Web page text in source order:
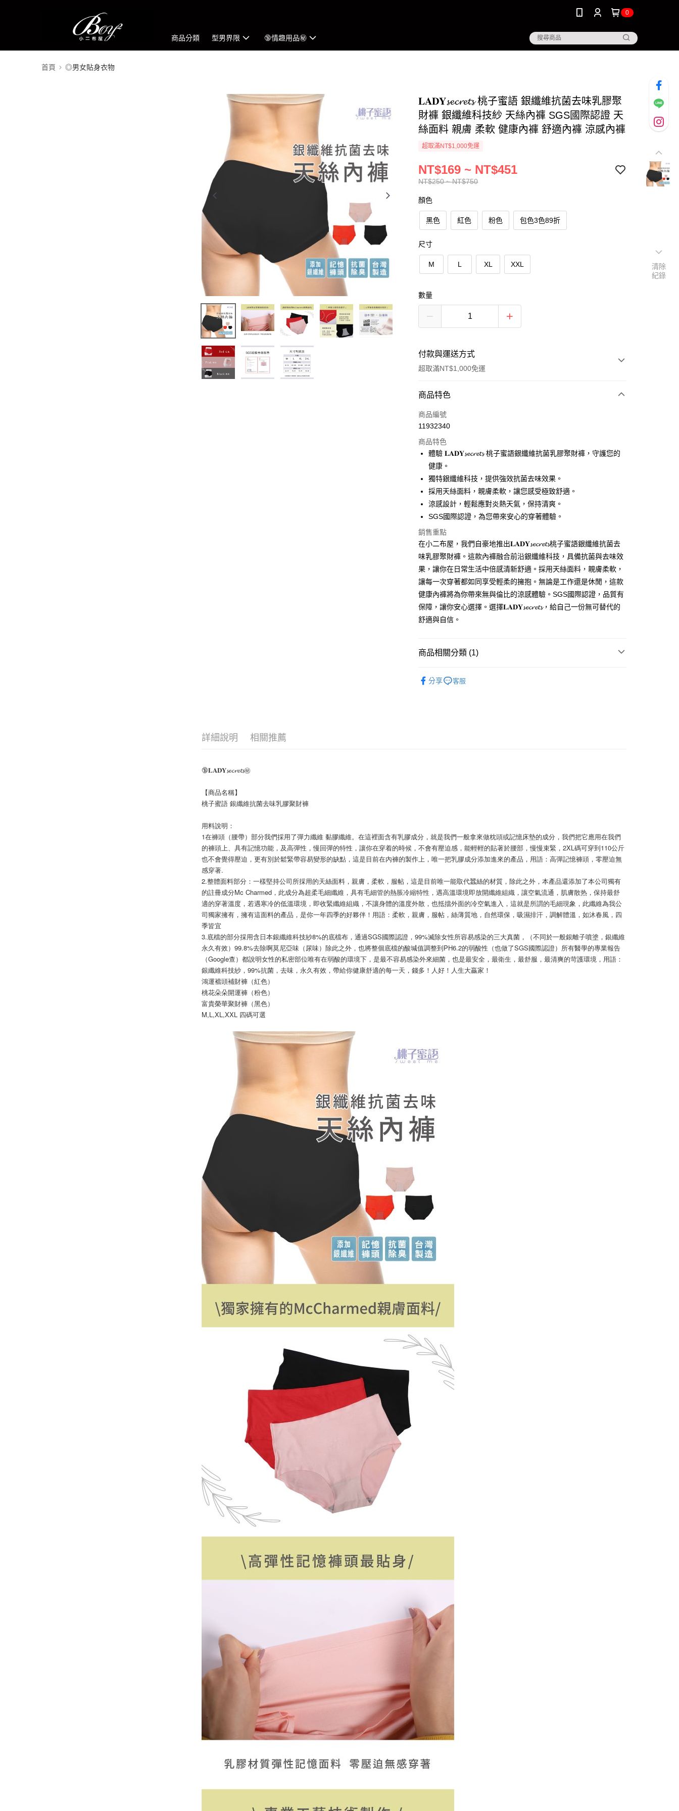
0
商品分類 型男界限 🔞情趣用品㊙︎
首頁 ◎男女貼身衣物
𝐋𝐀𝐃𝐘𝓼𝓮𝓬𝓻𝓮𝓽𝓼 桃子蜜語 銀纖維抗菌去味乳膠聚
財褲 銀纖維科技紗 天絲內褲 SGS國際認證 天
絲面料 親膚 柔軟 健康內褲 舒適內褲 涼感內褲
超取滿NT$1,000免運
NT$250 ~ NT$750
NT$169 ~ NT$451
顏色
黑色 紅色 粉色 包色3色89折
尺寸
M L XL XXL
數量
付款與運送方式
超取滿NT$1,000免運
付款方式
信用卡一次付款
LINE Pay
Apple Pay
街口支付
Google Pay
運送方式
全家付款取貨
每筆NT$60，滿NT$1,000(含以上)免運費
付款後全家取貨
每筆NT$60，滿NT$1,000(含以上)免運費
每筆NT$60，滿NT$1,000(含以上)免運費
每筆NT$60，滿NT$1,000(含以上)免運費
商品特色
商品編號
11932340
商品特色
體驗 𝐋𝐀𝐃𝐘𝓼𝓮𝓬𝓻𝓮𝓽𝓼 桃子蜜語銀纖維抗菌乳膠聚財褲，守護您的
健康。
獨特銀纖維科技，提供強效抗菌去味效果。
採用天絲面料，親膚柔軟，讓您感受極致舒適。
涼感設計，輕鬆應對炎熱天氣，保持清爽。
SGS國際認證，為您帶來安心的穿著體驗。
銷售重點
在小二布屋，我們自豪地推出𝐋𝐀𝐃𝐘𝓼𝓮𝓬𝓻𝓮𝓽𝓼桃子蜜語銀纖維抗菌去
味乳膠聚財褲。這款內褲融合前沿銀纖維科技，具備抗菌與去味效
果，讓你在日常生活中倍感清新舒適。採用天絲面料，親膚柔軟，
讓每一次穿著都如同享受輕柔的擁抱。無論是工作還是休閒，這款
健康內褲將為你帶來無與倫比的涼感體驗。SGS國際認證，品質有
保障，讓你安心選擇。選擇𝐋𝐀𝐃𝐘𝓼𝓮𝓬𝓻𝓮𝓽𝓼，給自己一份無可替代的
舒適與自信。
商品相關分類 (1)
分享
客服
詳細說明 相關推薦
🔞𝐋𝐀𝐃𝐘𝓼𝓮𝓬𝓻𝓮𝓽𝓼㊙︎
【商品名稱】
桃子蜜語 銀纖維抗菌去味乳膠聚財褲
用料說明：
1在褲頭（腰帶）部分我們採用了彈力纖維 黏膠纖維。在這裡面含有乳膠成分，就是我們一般拿來做枕頭或記憶床墊的成分，我們把它應用在我們
的褲頭上、具有記憶功能，及高彈性，慢回彈的特性，讓你在穿着的時候，不會有壓迫感，能輕輕的貼著於腰部，慢慢束緊，2XL碼可穿到110公斤
也不會覺得壓迫，更有別於鬆緊帶容易變形的缺點，這是目前在內褲的製作上，唯一把乳膠成分添加進來的產品，用語：高彈記憶褲頭，零壓迫無
感穿著.
2.整體面料部分：一樣堅持公司所採用的天絲面料，親膚，柔軟，服帖，這是目前唯一能取代蠶絲的材質，除此之外，本產品還添加了本公司獨有
的註冊成分Mc Charmed，此成分為超柔毛細纖維，具有毛細管的熱脹冷縮特性，遇高溫環境即放開纖維組織，讓空氣流通，肌膚散热，保持最舒
適的穿著溫度，若遇寒冷的低溫環境，即收緊纖維組織，不讓身體的溫度外散，也抵擋外面的冷空氣進入，這就是所謂的毛細現象，此纖維為我公
司獨家擁有，擁有這面料的產品，是你一年四季的好夥伴！用語：柔軟，親膚，服帖，絲薄質地，自然環保，吸濕排汗，調解體溫，如沐春風，四
季皆宜
3.底檔的部分採用含日本銀纖維科技紗8%的底檔布，通過SGS國際認證，99%滅除女性所容易感染的三大真菌，（不同於一般銀離子噴塗，銀纖維
永久有效）99.8%去除啊莫尼亞味（尿味）除此之外，也將整個底檔的酸堿值調整到PH6.2的弱酸性（也做了SGS國際認證）所有醫學的專業報告
（Google查）都說明女性的私密部位唯有在弱酸的環境下，是最不容易感染外來細菌，也是最安全，最衛生，最舒服，最清爽的苛護環境，用語：
銀纖維科技紗，99%抗菌，去味，永久有效，帶給你健康舒適的每一天，錢多！人好！人生大贏家！
鴻運襠頭補財褲（紅色）
桃花朵朵開運褲（粉色）
富貴榮華聚財褲（黑色）
M,L,XL,XXL 四碼可選
清除
紀錄